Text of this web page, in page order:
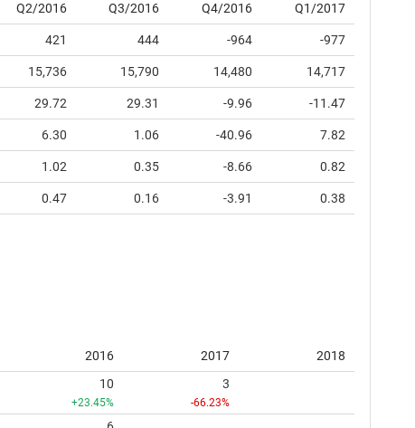
Q2/2016 Q3/2016 Q4/2016 Q1/2017
421 444 -964 -977
15,736 15,790 14,480 14,717
29.72 29.31 -9.96 -11.47
6.30 1.06 -40.96 7.82
1.02 0.35 -8.66 0.82
0.47 0.16 -3.91 0.38
2016 2017
2018
10
+23.45%
3
-66.23%